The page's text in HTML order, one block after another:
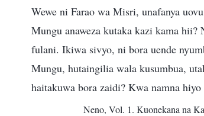
Wewe ni Farao wa Misri, unafanya
Mungu anaweza kutaka kazi kama
fulani. Ikiwa sivyo, ni bora uende
Mungu, hutaingilia wala kusumbua,
haitakuwa bora zaidi? Kwa namna
Neno, Vol. 1. Kuonekana na